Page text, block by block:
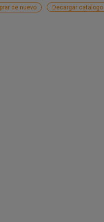
Decargar catalogo
de nuevo